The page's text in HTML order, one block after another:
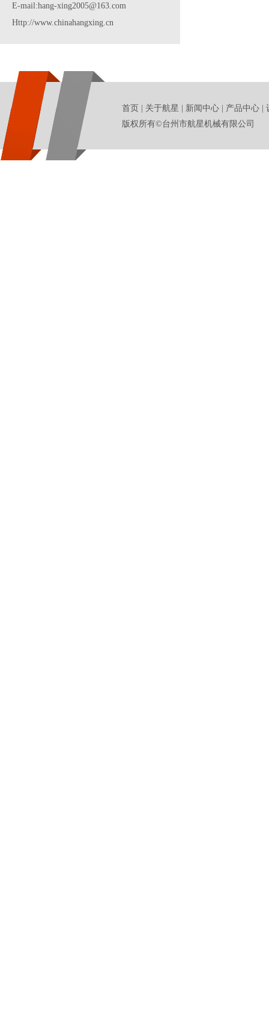
E-mail:hang-xing2005@163.com
Http://www.chinahangxing.cn
首页 关于航星 新闻中心 产品中心
版权所有©台州市航星机械有限